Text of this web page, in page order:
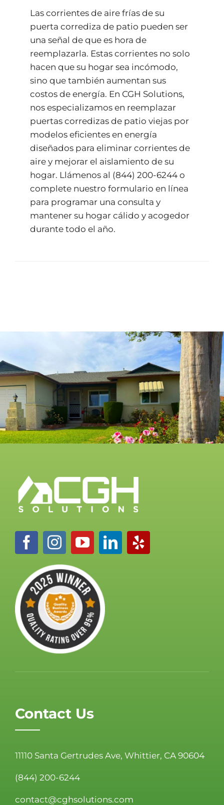
Las corrientes de aire frías de su
puerta corrediza de patio pueden ser
una señal de que es hora de
reemplazarla. Estas corrientes no solo
hacen que su hogar sea incómodo,
sino que también aumentan sus
costos de energía. En CGH Solutions,
nos especializamos en reemplazar
puertas corredizas de patio viejas por
modelos eficientes en energía
diseñados para eliminar corrientes de
aire y mejorar el aislamiento de su
hogar. Llámenos al (844) 200-6244o
complete nuestro formulario en línea
para programar una consulta y
mantener su hogar cálido y acogedor
durante todo el año.
Contact Us
11110 Santa Gertrudes Ave, Whittier, CA 90604
(844) 200-6244
contact@cghsolutions.com